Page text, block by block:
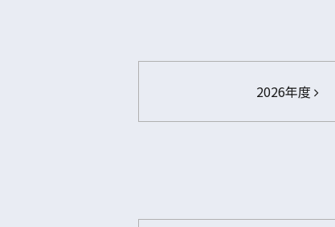
2026年度